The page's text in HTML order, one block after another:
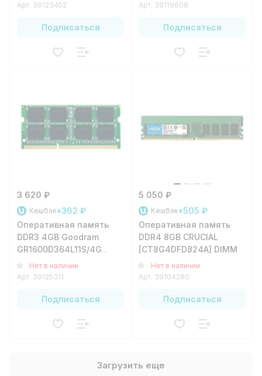
Арт. 39123452
Подписаться
Арт. 39119608
Подписаться
3 620 ₽
Кешбэк+362 ₽
Оперативная память
DDR3 4GB Goodram
GR1600D364L11S/4G
DIMMНет в наличии
Арт. 39125311
Подписаться
5 050 ₽
Кешбэк+505 ₽
Оперативная память
DDR4 8GB CRUCIAL
[CT8G4DFD824A] DIMM
Нет в наличии
Арт. 39104280
Подписаться
Загрузить еще